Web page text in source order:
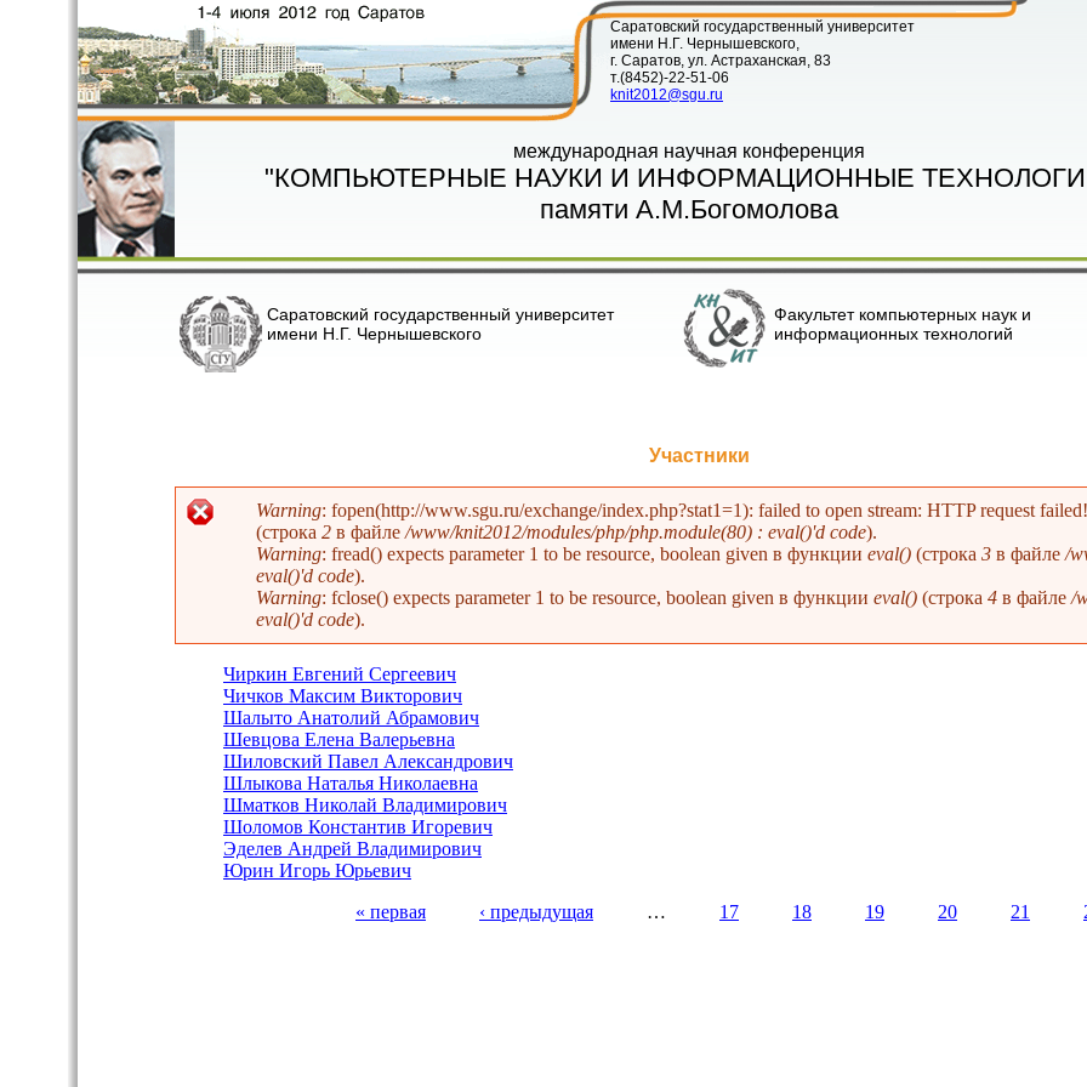
Перейти к основному содержанию
Саратовский государственный университет
имени Н.Г. Чернышевского,
г. Саратов, ул. Астраханская, 83
т.(8452)-22-51-06
knit2012@sgu.ru
международная научная конференция
"КОМПЬЮТЕРНЫЕ НАУКИ И ИНФОРМАЦИОННЫЕ
памяти А.М.Богомолова
Саратовский государственный университет
имени Н.Г. Чернышевского
Факультет компьютерных наук и
информационных технологий
Участники
Сообщение об ошибке
Warning: fopen(http://www.sgu.ru/exchange/index.php?stat1=1): failed to open stream: HTTP request
(строка 2 в файле/www/knit2012/modules/php/php.module(80) : eval()'d code).
Warning: fread() expects parameter 1 to be resource, boolean given в функции eval() (строка 3 в файле/
eval()'d code).
Warning: fclose() expects parameter 1 to be resource, boolean given в функции eval() (строка 4 в файле/
eval()'d code).
Чиркин Евгений Сергеевич
Чичков Максим Викторович
Шалыто Анатолий Абрамович
Шевцова Елена Валерьевна
Шиловский Павел Александрович
Шлыкова Наталья Николаевна
Шматков Николай Владимирович
Шоломов Константив Игоревич
Эделев Андрей Владимирович
Юрин Игорь Юрьевич
« первая ‹ предыдущая … 17 18 19 20 21